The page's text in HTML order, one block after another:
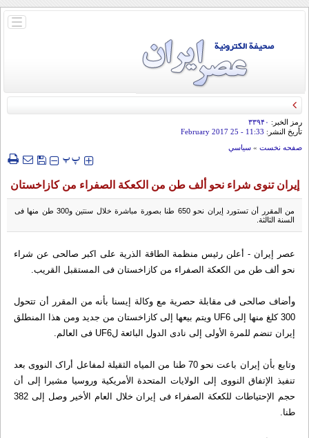
باز
رمز الخبر: ۳۳۹۴۰
تأريخ النشر: 11:33
- 25 February 2017
صفحه نخست » سياسي
‍‍‍ پپ
إیران تنوی شراء نحو ألف طن من الکعکة الصفراء من کازاخستان
من المقرر أن تستورد إیران نحو 650 طنا بصورة مباشرة خلال سنتین و300 طن منها فی
السنة الثالثة.
عصر إيران - أعلن رئیس منظمة الطاقة الذریة علی اکبر صالحی عن شراء
نحو ألف طن من الکعکة الصفراء من کازاخستان فی المستقبل القریب.
وأضاف صالحی فی مقابلة حصریة مع وکالة إيسنا بأنه من المقرر أن تتحول
300 کلغ منها إلی UF6 ویتم بیعها إلی کازاخستان من جدید ومن هذا المنطلق
إیران تنضم للمرة الأولی إلی نادی الدول البائعة لUF6 فی العالم.
وتابع بأن إیران باعت نحو 70 طنا من المیاه الثقیلة لمفاعل أراک النووی بعد
تنفیذ الإتفاق النووی إلی الولایات المتحدة الأمریکیة وروسیا مشیرا إلی أن
حجم الإحتیاطات للکعکة الصفراء فی إیران خلال العام الأخیر وصل إلی 382
طنا.